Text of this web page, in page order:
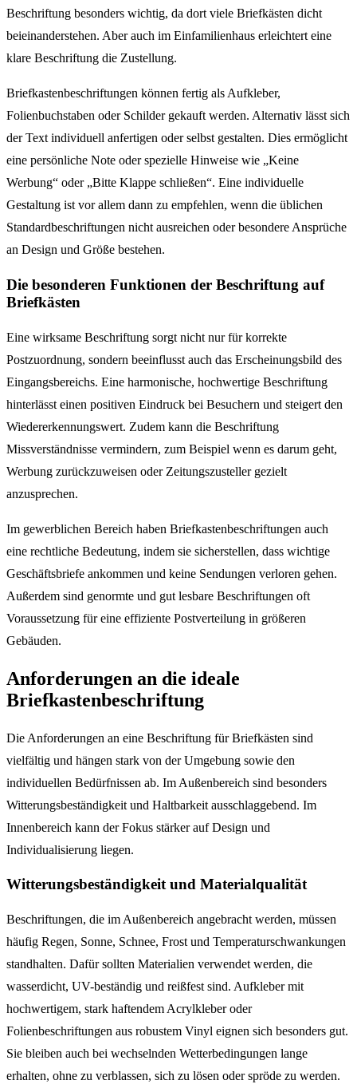
Beschriftung besonders wichtig, da dort viele Briefkästen dicht
beieinanderstehen. Aber auch im Einfamilienhaus erleichtert eine
klare Beschriftung die Zustellung.
Briefkastenbeschriftungen können fertig als Aufkleber,
Folienbuchstaben oder Schilder gekauft werden. Alternativ lässt sich
der Text individuell anfertigen oder selbst gestalten. Dies ermöglicht
eine persönliche Note oder spezielle Hinweise wie „Keine
Werbung“ oder „Bitte Klappe schließen“. Eine individuelle
Gestaltung ist vor allem dann zu empfehlen, wenn die üblichen
Standardbeschriftungen nicht ausreichen oder besondere Ansprüche
an Design und Größe bestehen.
Die besonderen Funktionen der Beschriftung auf
Briefkästen
Eine wirksame Beschriftung sorgt nicht nur für korrekte
Postzuordnung, sondern beeinflusst auch das Erscheinungsbild des
Eingangsbereichs. Eine harmonische, hochwertige Beschriftung
hinterlässt einen positiven Eindruck bei Besuchern und steigert den
Wiedererkennungswert. Zudem kann die Beschriftung
Missverständnisse vermindern, zum Beispiel wenn es darum geht,
Werbung zurückzuweisen oder Zeitungszusteller gezielt
anzusprechen.
Im gewerblichen Bereich haben Briefkastenbeschriftungen auch
eine rechtliche Bedeutung, indem sie sicherstellen, dass wichtige
Geschäftsbriefe ankommen und keine Sendungen verloren gehen.
Außerdem sind genormte und gut lesbare Beschriftungen oft
Voraussetzung für eine effiziente Postverteilung in größeren
Gebäuden.
Anforderungen an die ideale
Briefkastenbeschriftung
Die Anforderungen an eine Beschriftung für Briefkästen sind
vielfältig und hängen stark von der Umgebung sowie den
individuellen Bedürfnissen ab. Im Außenbereich sind besonders
Witterungsbeständigkeit und Haltbarkeit ausschlaggebend. Im
Innenbereich kann der Fokus stärker auf Design und
Individualisierung liegen.
Witterungsbeständigkeit und Materialqualität
Beschriftungen, die im Außenbereich angebracht werden, müssen
häufig Regen, Sonne, Schnee, Frost und Temperaturschwankungen
standhalten. Dafür sollten Materialien verwendet werden, die
wasserdicht, UV-beständig und reißfest sind. Aufkleber mit
hochwertigem, stark haftendem Acrylkleber oder
Folienbeschriftungen aus robustem Vinyl eignen sich besonders gut.
Sie bleiben auch bei wechselnden Wetterbedingungen lange
erhalten, ohne zu verblassen, sich zu lösen oder spröde zu werden.